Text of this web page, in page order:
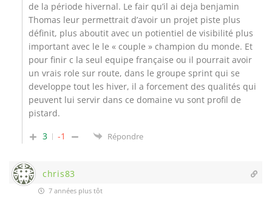
de la période hivernal. Le fair qu’il ai deja benjamin
Thomas leur permettrait d’avoir un projet piste plus
définit, plus aboutit avec un potientiel de visibilité plus
important avec le le « couple » champion du monde. Et
pour finir c la seul equipe française ou il pourrait avoir
un vrais role sur route, dans le groupe sprint qui se
developpe tout les hiver, il a forcement des qualités qui
peuvent lui servir dans ce domaine vu sont profil de
pistard.
3
-1 Répondre
chris83
7 années plus tôt